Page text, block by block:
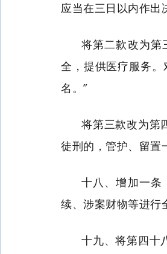
应当在三日以内作出
将第二款改为第
全，提供医疗服务
名。”
将第三款改为第
徒刑的，管护、留置
十八、增加一条
续、涉案财物等进行
十九、将第四十